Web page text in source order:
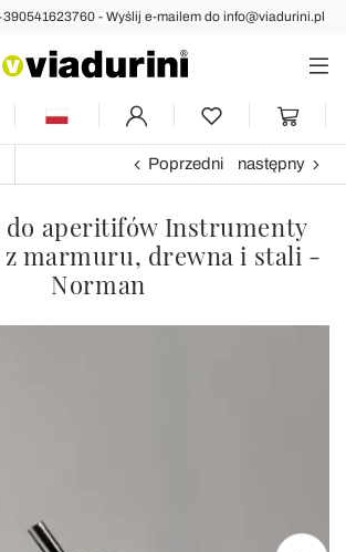
- Wyślij e-mailem do info@viadurini.pl
Poprzedni następny
do aperitifów Instrumenty
marmuru, drewna i stali -
Norman